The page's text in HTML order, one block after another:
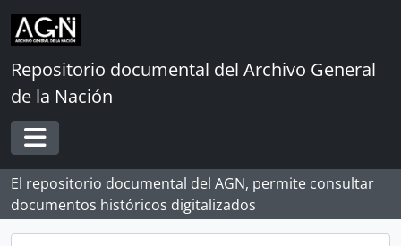
Skip to main content
Repositorio documental del Archivo General
de la Nación
Toggle navigation
El repositorio documental del AGN, permite consultar
documentos históricos digitalizados